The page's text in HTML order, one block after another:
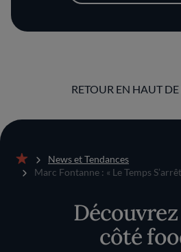
RETOUR EN HAUT DE
Accueil
News et Tendances
Marc Fontanne : « Le Temps
côté